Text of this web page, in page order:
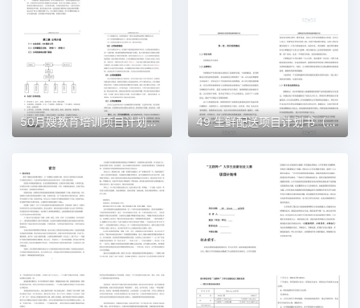
50月嫂教育培训项目计划书（word＋ppt配套）创业计划书word模板 49 生鲜配送项目计划书（word＋ppt配套）创业计划书word模板